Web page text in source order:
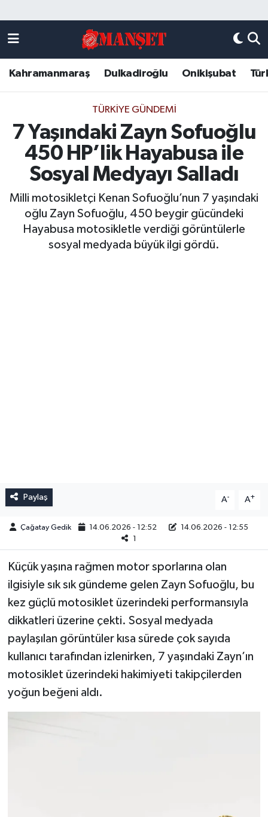
Kahramanmaraş Dulkadiroğlu Onikişubat
TÜRKIYE GÜNDEMI
7 Yaşındaki Zayn Sofuoğlu
450 HP’lik Hayabusa ile
Sosyal Medyayı Salladı
Milli motosikletçi Kenan Sofuoğlu’nun 7 yaşındaki
oğlu Zayn Sofuoğlu, 450 beygir gücündeki
Hayabusa motosikletle verdiği görüntülerle
sosyal medyada büyük ilgi gördü.
Paylaş A- A+
Çağatay Gedik 14.06.2026 - 12:52
14.06.2026 - 12:55
1
Küçük yaşına rağmen motor sporlarına olan
ilgisiyle sık sık gündeme gelen Zayn Sofuoğlu, bu
kez güçlü motosiklet üzerindeki performansıyla
dikkatleri üzerine çekti. Sosyal medyada
paylaşılan görüntüler kısa sürede çok sayıda
kullanıcı tarafından izlenirken, 7 yaşındaki Zayn’ın
motosiklet üzerindeki hakimiyeti takipçilerden
yoğun beğeni aldı.
DULKADİROĞLU
KAHRAMANMARAŞ
ONİKİŞUBAT
ÖZEL HABER
Künye
Kahramanmaraş Nöbetçi Eczaneler
Kahramanmaraş Hava Durumu
Kahramanmaraş Trafik Yoğunluk Haritası
Süper Lig Puan Durumu ve Fikstür
Tüm Manşetler
Son Dakika Haberleri
Haber Arşivi